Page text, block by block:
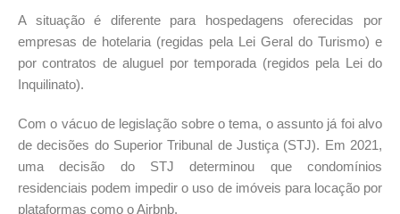
A situação é diferente para hospedagens oferecidas por
empresas de hotelaria (regidas pela Lei Geral do Turismo) e
por contratos de aluguel por temporada (regidos pela Lei do
Inquilinato).
Com o vácuo de legislação sobre o tema, o assunto já foi alvo
de decisões do Superior Tribunal de Justiça (STJ). Em 2021,
uma decisão do STJ determinou que condomínios
residenciais podem impedir o uso de imóveis para locação por
plataformas como o Airbnb.